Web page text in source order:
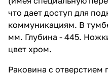
что дает доступ для
коммуникациям. В
мм. Глубина - 445.
цвет хром.
Раковина с отверстием